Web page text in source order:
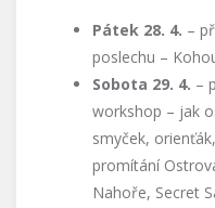
Pátek 28. 4. –
poslechu –
Sobota 29. 4. –
workshop – jak
smyček,
promítání
Nahoře, Secret